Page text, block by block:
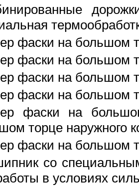
фаски на большом
фаски на большом
фаски на большом
фаски на большом
фаски на
торце наружного
фаски на большом
со
в условиях